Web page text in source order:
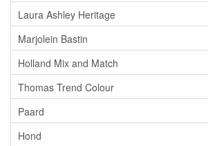
Laura Ashley Heritage
Marjolein Bastin
Holland Mix and Match
Thomas Trend Colour
Paard
Hond